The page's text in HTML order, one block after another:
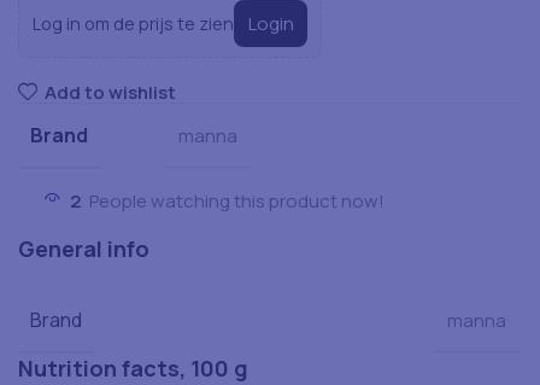
Log in om de prijs te zien Login
Add to wishlist
Brand manna
2 People watching this product now!
General info
Brand manna
Nutrition facts, 100 g